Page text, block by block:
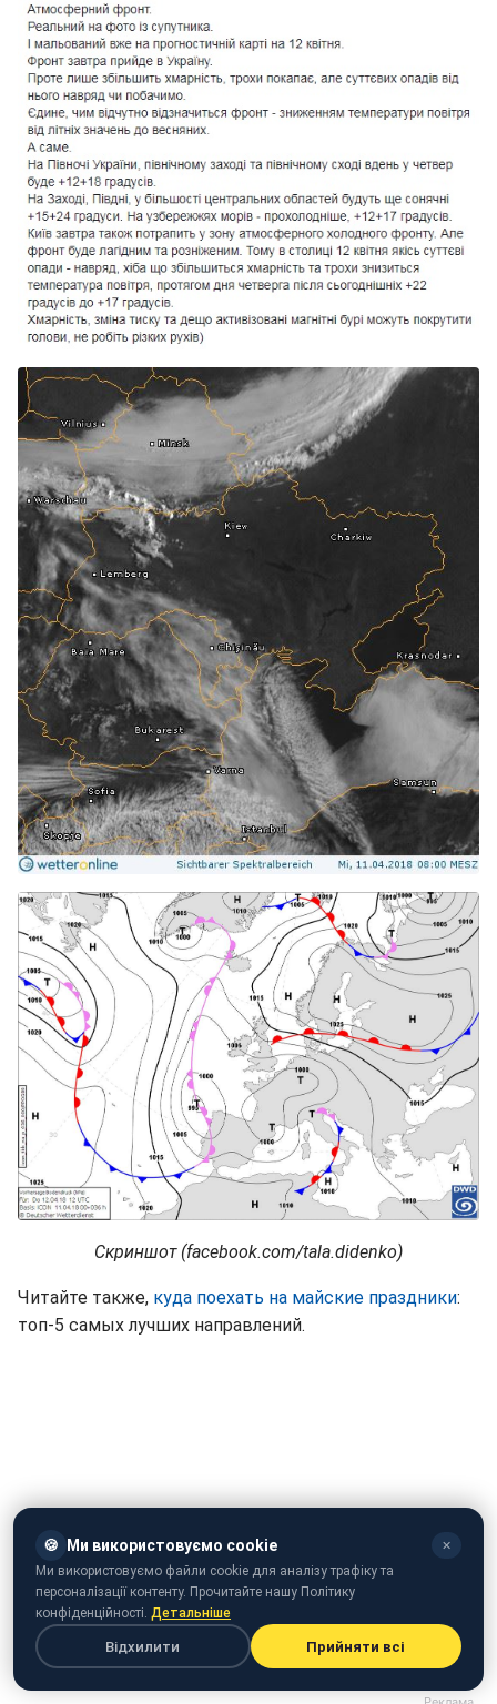
Скриншот (facebook.com/tala.didenko)
Читайте также, куда поехать на майские праздники:
топ-5 самых лучших направлений.
Паводки в Украине: подтопленными остаются более 100
домохозяйств (Видео: РБК-Украина)
🍪 Ми використовуємо cookie ✕
Ми використовуємо файли cookie для аналізу трафіку та
персоналізації контенту. Прочитайте нашу Політику
конфіденційності. Детальніше
Відхилити Прийняти всі